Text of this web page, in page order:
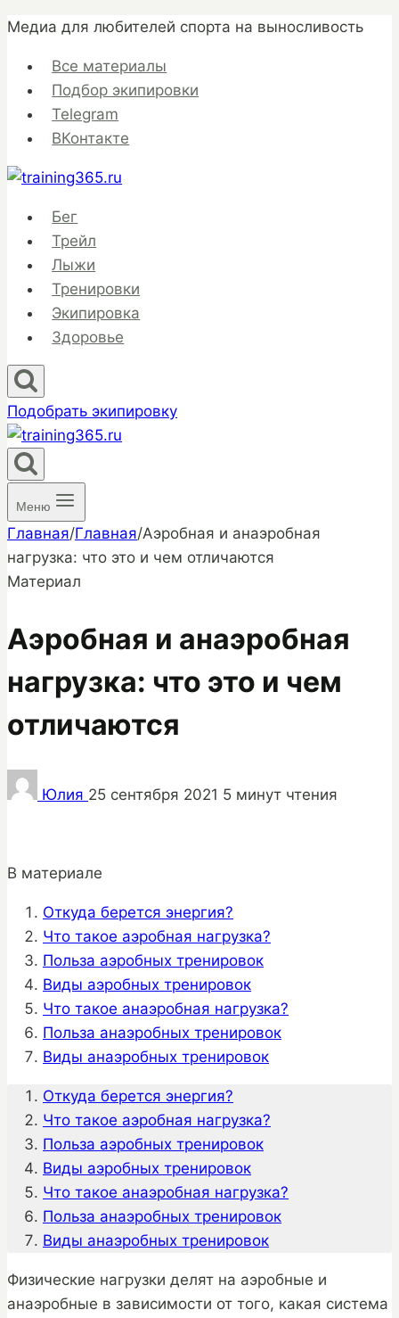
Перейти
содержимому
Медиа для любителей спорта на выносливость
Все материалы
Подбор экипировки
Telegram
ВКонтакте
Бег
Трейл
Лыжи
Тренировки
Экипировка
Здоровье
Подобрать экипировку
Меню
Главная/Главная/Аэробная и анаэробная
нагрузка: что это и чем отличаются
Материал
Аэробная и анаэробная
нагрузка: что это и чем
отличаются
Юлия 25 сентября 2021 5 минут чтения
В материале
Откуда берется энергия?
Что такое аэробная нагрузка?
Польза аэробных тренировок
Виды аэробных тренировок
Что такое анаэробная нагрузка?
Польза анаэробных тренировок
Виды анаэробных тренировок
Откуда берется энергия?
Что такое аэробная нагрузка?
Польза аэробных тренировок
Виды аэробных тренировок
Что такое анаэробная нагрузка?
Польза анаэробных тренировок
Виды анаэробных тренировок
Физические нагрузки делят на аэробные и
анаэробные в зависимости от того, какая система